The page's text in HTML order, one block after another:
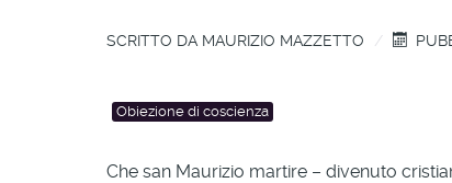
SCRITTO DA MAURIZIO MAZZETTO
Obiezione di coscienza
Che san Maurizio martire – divenuto